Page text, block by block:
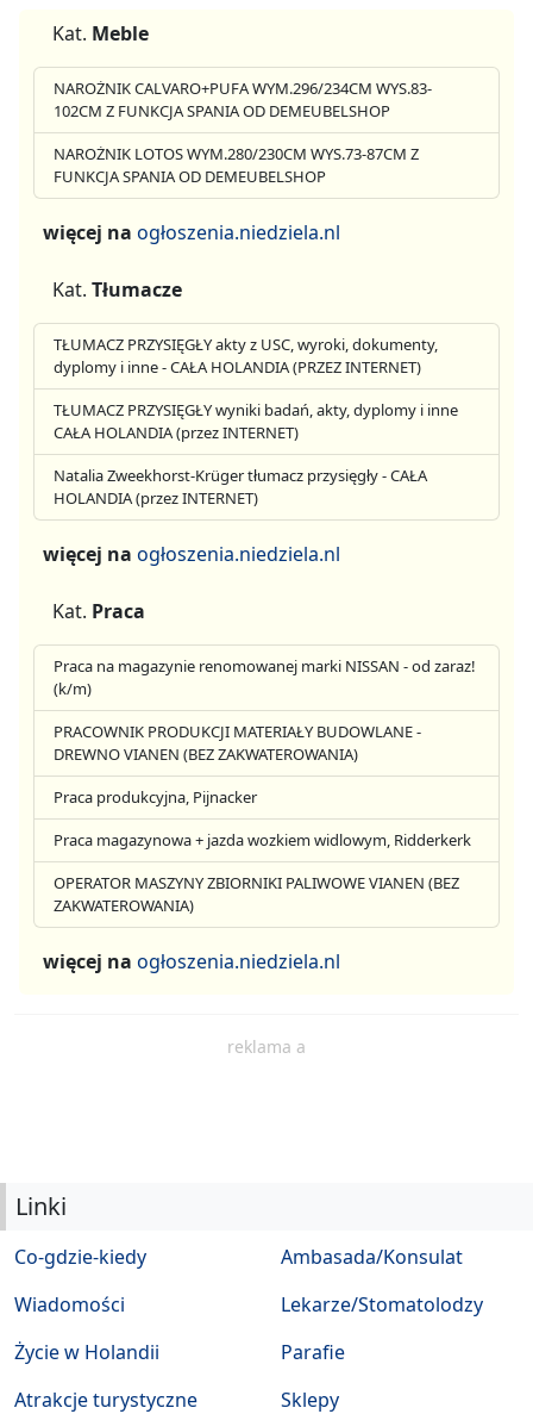
Kat. Meble
NAROŻNIK CALVARO+PUFA WYM.296/234CM WYS.83-
102CM Z FUNKCJA SPANIA OD DEMEUBELSHOP
NAROŻNIK LOTOS WYM.280/230CM WYS.73-87CM Z
FUNKCJA SPANIA OD DEMEUBELSHOP
więcej na ogłoszenia.niedziela.nl
Kat. Tłumacze
TŁUMACZ PRZYSIĘGŁY akty z USC, wyroki, dokumenty,
dyplomy i inne - CAŁA HOLANDIA (PRZEZ INTERNET)
TŁUMACZ PRZYSIĘGŁY wyniki badań, akty, dyplomy i inne
CAŁA HOLANDIA (przez INTERNET)
Natalia Zweekhorst-Krüger tłumacz przysięgły - CAŁA
HOLANDIA (przez INTERNET)
więcej na ogłoszenia.niedziela.nl
Kat. Praca
Praca na magazynie renomowanej marki NISSAN - od zaraz!
(k/m)
PRACOWNIK PRODUKCJI MATERIAŁY BUDOWLANE -
DREWNO VIANEN (BEZ ZAKWATEROWANIA)
Praca produkcyjna, Pijnacker
Praca magazynowa + jazda wozkiem widlowym, Ridderkerk
OPERATOR MASZYNY ZBIORNIKI PALIWOWE VIANEN (BEZ
ZAKWATEROWANIA)
więcej na ogłoszenia.niedziela.nl
reklama a
Linki
Co-gdzie-kiedy
Wiadomości
Życie w Holandii
Atrakcje turystyczne
Ambasada/Konsulat
Lekarze/Stomatolodzy
Parafie
Sklepy